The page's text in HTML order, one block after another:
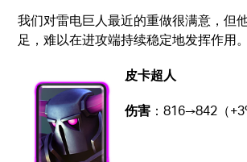
我们对雷电巨人最近的重做很满意，但
足，难以在进攻端持续稳定地发挥作用。
皮卡超人
伤害 ：816→842（